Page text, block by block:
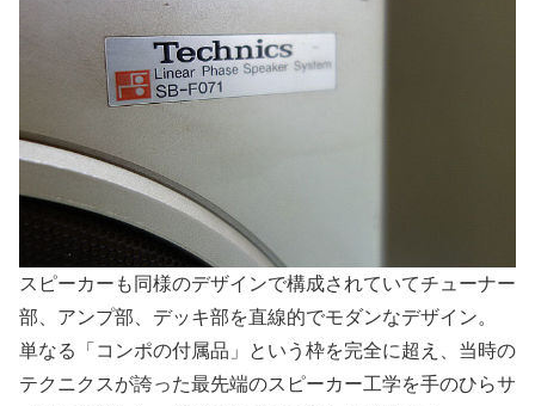
スピーカーも同様のデザインで構成されていてチューナー
部、アンプ部、デッキ部を直線的でモダンなデザイン。
単なる「コンポの付属品」という枠を完全に超え、当時の
テクニクスが誇った最先端のスピーカー工学を手のひらサ